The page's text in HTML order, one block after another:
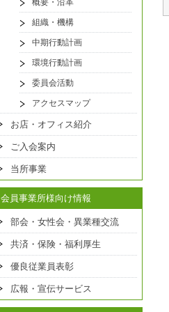
組織・機構
中期行動計画
環境行動計画
委員会活動
アクセスマップ
お店・オフィス紹介
ご入会案内
当所事業
会員事業所様向け情報
部会・女性会・異業種交流
共済・保険・福利厚生
優良従業員表彰
広報・宣伝サービス